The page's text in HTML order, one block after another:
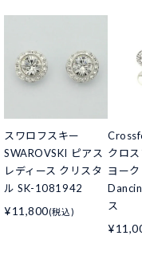
スワロフスキー
SWAROVSKI ピアス
レディース クリスタ
ル SK-1081942
¥11,800(税込)
クロ
ヨー
ス